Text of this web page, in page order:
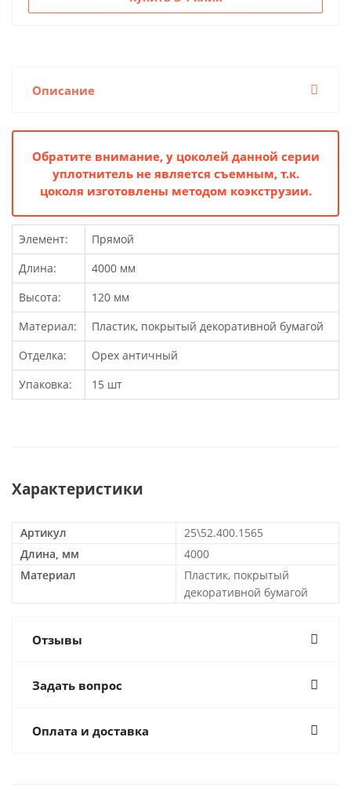
Описание
Обратите внимание, у цоколей данной серии
уплотнитель не является съемным, т.к.
цоколя изготовлены методом коэкструзии.
Элемент:
Прямой
Длина:
4000 мм
Высота:
120 мм
Материал:
Пластик, покрытый декоративной бумагой
Отделка:
Орех античный
Упаковка:
15 шт
Характеристики
Артикул
25\52.400.1565
Длина, мм
4000
Материал
Пластик, покрытый
декоративной бумагой
Отзывы
Задать вопрос
Оплата и доставка